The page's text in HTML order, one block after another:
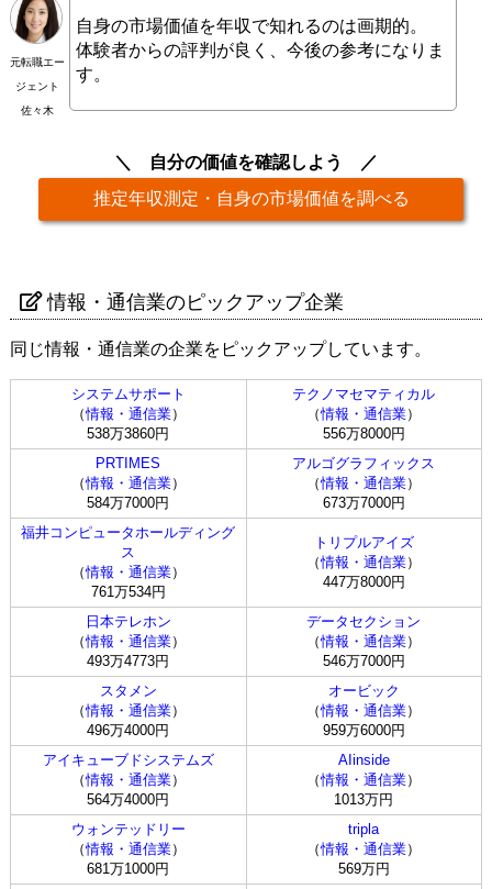
元転職エー
ジェント
佐々木
自身の市場価値を年収で知れるのは画期的。
体験者からの評判が良く、今後の参考になりま
す。
自分の価値を確認しよう
推定年収測定・自身の市場価値を調べる
情報・通信業のピックアップ企業
同じ情報・通信業の企業をピックアップしています。
システムサポート
（情報・通信業）
538万3860円
テクノマセマティカル
（情報・通信業）
556万8000円
PRTIMES
（情報・通信業）
584万7000円
アルゴグラフィックス
（情報・通信業）
673万7000円
福井コンピュータホールディング
ス
（情報・通信業）
761万534円
トリプルアイズ
（情報・通信業）
447万8000円
日本テレホン
（情報・通信業）
493万4773円
データセクション
（情報・通信業）
546万7000円
スタメン
（情報・通信業）
496万4000円
オービック
（情報・通信業）
959万6000円
アイキューブドシステムズ
（情報・通信業）
564万4000円
AIinside
（情報・通信業）
1013万円
ウォンテッドリー
（情報・通信業）
681万1000円
tripla
（情報・通信業）
569万円